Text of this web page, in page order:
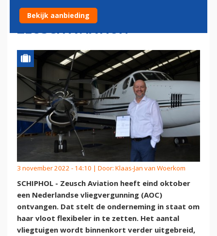
VLOOTUITBREIDING VOOR
ZEUSCH AVIATION
3 november 2022 - 14:10 | Door: Klaas-Jan van Woerkom
SCHIPHOL - Zeusch Aviation heeft eind oktober
een Nederlandse vliegvergunning (AOC)
ontvangen. Dat stelt de onderneming in staat om
haar vloot flexibeler in te zetten. Het aantal
vliegtuigen wordt binnenkort verder uitgebreid,
Bekijk aanbieding